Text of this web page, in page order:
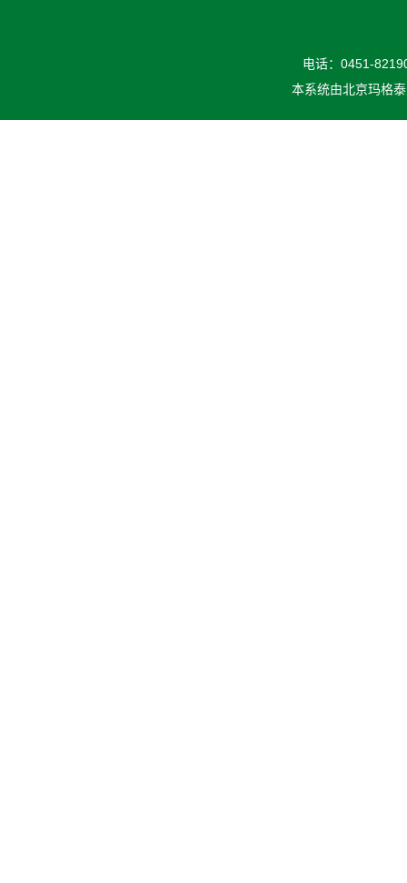
电话：0451-
本系统由北京玛格